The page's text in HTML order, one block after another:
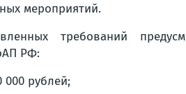
мероприятий.
требований
РФ:
000 рублей;